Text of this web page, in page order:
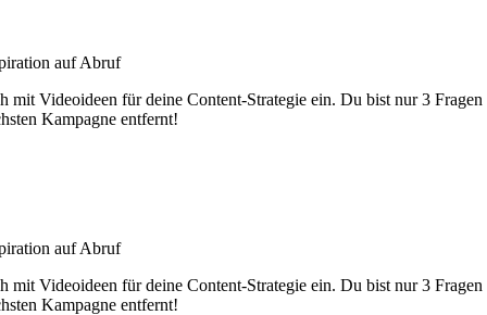
auf Abruf
mit Videoideen für deine Content-Strategie ein. Du bist nur 3 Fragen
Kampagne entfernt!
auf Abruf
mit Videoideen für deine Content-Strategie ein. Du bist nur 3 Fragen
Kampagne entfernt!